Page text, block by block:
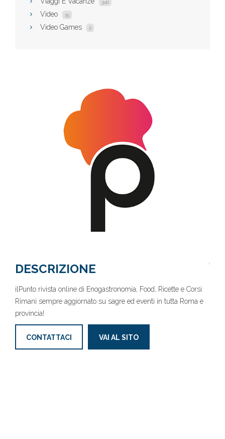
341
Video 15
Video Games 2
DESCRIZIONE
ilPunto rivista online di Enogastronomia, Food, Ricette e Corsi.
Rimani sempre aggiornato su sagre ed eventi in tutta Roma e
provincia!
CONTATTACI VAI AL SITO